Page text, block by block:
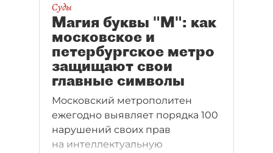
Суды
Магия буквы "М": как
московское и
петербургское метро
защищают свои
главные символы
Московский метрополитен
ежегодно выявляет порядка 100
нарушений своих прав
на интеллектуальную